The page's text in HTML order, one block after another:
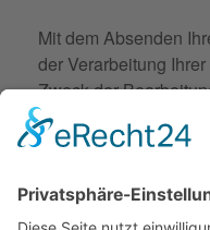
Mit dem Absenden
der Verarbeitung
Zweck der
Bestätigen(*)
und willige ein.